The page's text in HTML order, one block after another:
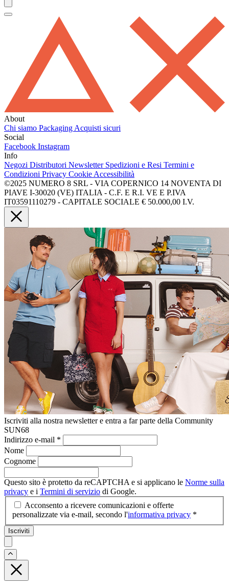
About
Chi siamo Packaging Acquisti sicuri
Social
Facebook Instagram
Info
Negozi Distributori Newsletter Spedizioni e Resi Termini e
Condizioni Privacy Cookie Accessibilità
©2025 NUMERO 8 SRL - VIA COPERNICO 14 NOVENTA DI
PIAVE I-30020 (VE) ITALIA - C.F. E R.I. VE E P.IVA
IT03591110279 - CAPITALE SOCIALE € 50.000,00 I.V.
Iscriviti alla nostra newsletter e entra a far parte della Community
SUN68
Indirizzo e-mail *
Nome
Cognome
Questo sito è protetto da reCAPTCHA e si applicano le Norme sulla
privacy e i Termini di servizio di Google.
Acconsento a ricevere comunicazioni e offerte
personalizzate via e-mail, secondo l'informativa privacy *
Iscriviti